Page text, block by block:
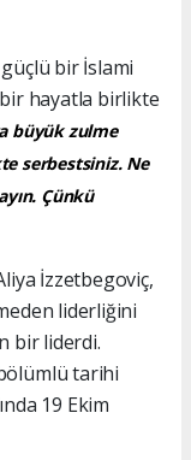
bir İslami
hayatla birlikte
büyük zulme
serbestsiniz. Ne
Çünkü
İzzetbegoviç,
liderliğini
bir liderdi.
tarihi
19 Ekim